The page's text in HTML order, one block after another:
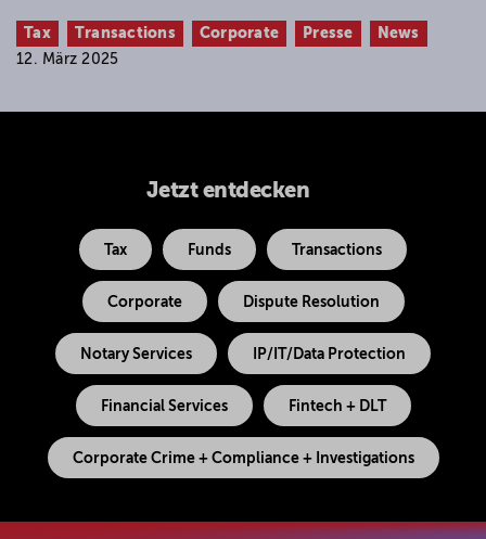
Tax Transactions Corporate Presse
News
12. März 2025
Jetzt entdecken
Tax Funds Transactions
Corporate Dispute Resolution
Notary Services IP/IT/Data Protection
Financial Services Fintech + DLT
Corporate Crime + Compliance + Investigations